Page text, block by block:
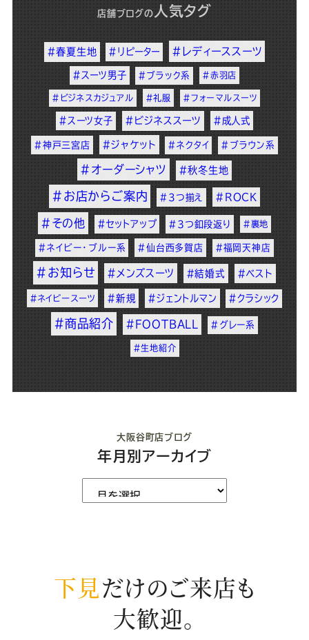
店舗ブログの 人気タグ
#春夏生地 #リピーター #レディーススーツ
#スーツ男子 #ブラック系 #赤羽店
#ビジネスカジュアル #礼服 #フォーマルスーツ
#スーツ女子 #ビジネススーツ #成人式
#神戸三宮店 #ジャケット #ネクタイ #ブラウン系
#オーダーシャツ #秋冬生地
#お店からご案内 #3つ揃え #ROCK
#その他 #セットアップ #3つ釦段返り #裏地
#ネイビー・ブルー系 #仙台西多賀店 #福岡天神店
#お知らせ #メンズスーツ #結婚式 #ベスト
#ネイビースーツ #新規 #ジェントルマン #クラシック
#商品紹介 #FOOTBALL #グレー系
#生地紹介
大阪谷町店ブログ
年月別アーカイブ
下見だけのご来店も
大歓迎。